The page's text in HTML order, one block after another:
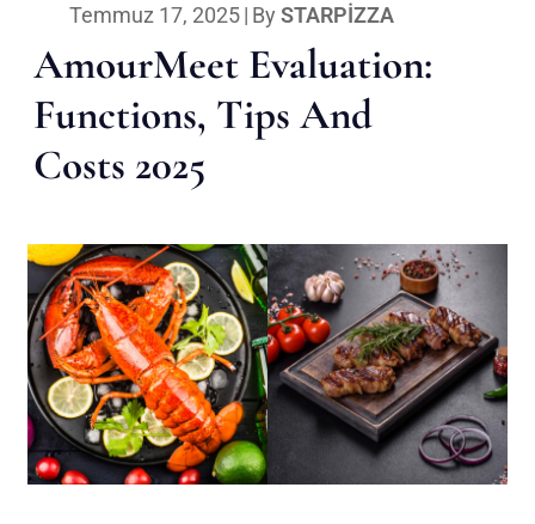
Temmuz 17, 2025| By STARPIZZA
AmourMeet Evaluation:
Functions, Tips And
Costs 2025